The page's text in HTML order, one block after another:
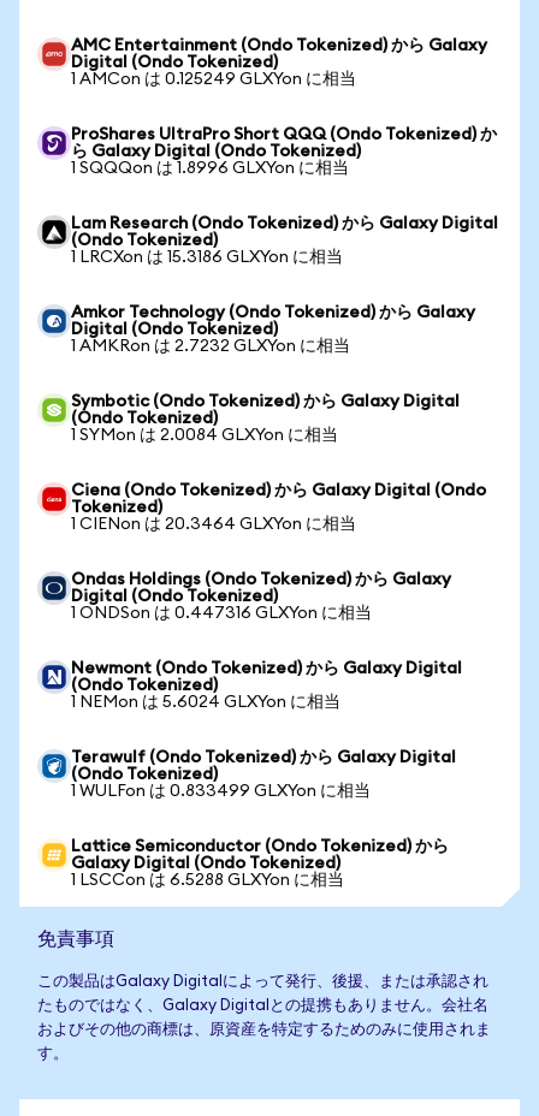
AMC Entertainment (Ondo Tokenized) から Galaxy
Digital (Ondo Tokenized)
1 AMCon は 0.125249 GLXYon に相当
ProShares UltraPro Short QQQ (Ondo Tokenized) か
ら Galaxy Digital (Ondo Tokenized)
1 SQQQon は 1.8996 GLXYon に相当
Lam Research (Ondo Tokenized) から Galaxy Digital
(Ondo Tokenized)
1 LRCXon は 15.3186 GLXYon に相当
Amkor Technology (Ondo Tokenized) から Galaxy
Digital (Ondo Tokenized)
1 AMKRon は 2.7232 GLXYon に相当
Symbotic (Ondo Tokenized) から Galaxy Digital
(Ondo Tokenized)
1 SYMon は 2.0084 GLXYon に相当
Ciena (Ondo Tokenized) から Galaxy Digital (Ondo
Tokenized)
1 CIENon は 20.3464 GLXYon に相当
Ondas Holdings (Ondo Tokenized) から Galaxy
Digital (Ondo Tokenized)
1 ONDSon は 0.447316 GLXYon に相当
Newmont (Ondo Tokenized) から Galaxy Digital
(Ondo Tokenized)
1 NEMon は 5.6024 GLXYon に相当
Terawulf (Ondo Tokenized) から Galaxy Digital
(Ondo Tokenized)
1 WULFon は 0.833499 GLXYon に相当
Lattice Semiconductor (Ondo Tokenized) から
Galaxy Digital (Ondo Tokenized)
1 LSCCon は 6.5288 GLXYon に相当
免責事項
この製品はGalaxy Digitalによって発行、後援、または承認され
たものではなく、Galaxy Digitalとの提携もありません。会社名
およびその他の商標は、原資産を特定するためのみに使用されま
す。